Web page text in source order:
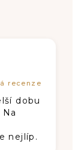
dobu
nejlíp.